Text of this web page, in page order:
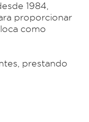
1984,
proporcionar
como
prestando